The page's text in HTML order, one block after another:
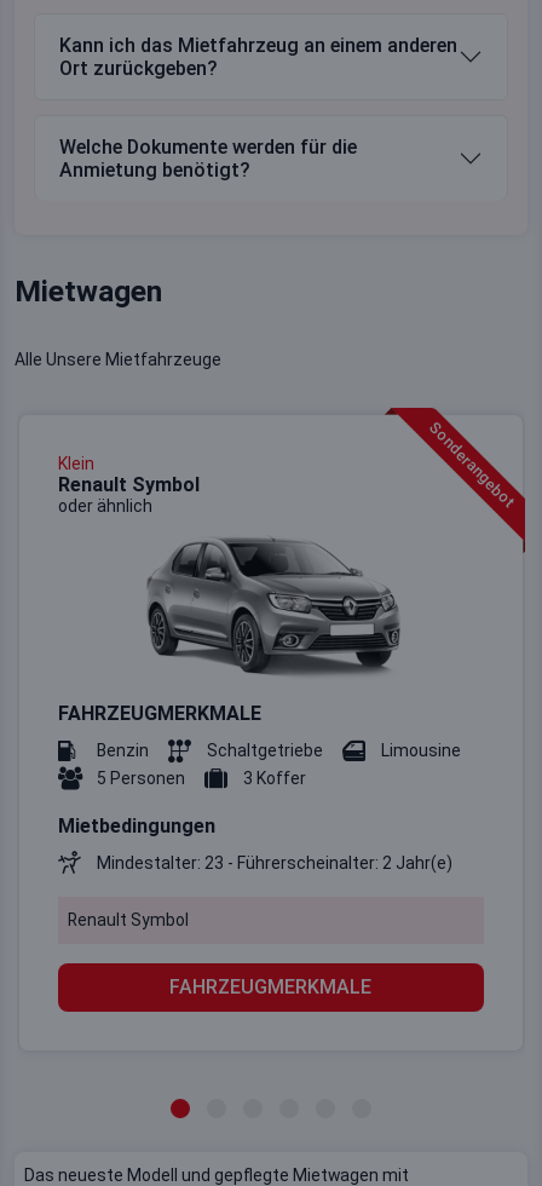
Kann ich das Mietfahrzeug an einem anderen
Ort zurückgeben?
Welche Dokumente werden für die
Anmietung benötigt?
Mietwagen
Alle Unsere Mietfahrzeuge
Sonderangebot
Klein
Renault Symbol
oder ähnlich
FAHRZEUGMERKMALE
Benzin Schaltgetriebe
Limousine
5 Personen
3 Koffer
Mietbedingungen
Mindestalter: 23 - Führerscheinalter: 2 Jahr(e)
Renault Symbol
FAHRZEUGMERKMALE
Das neueste Modell und gepflegte Mietwagen mit